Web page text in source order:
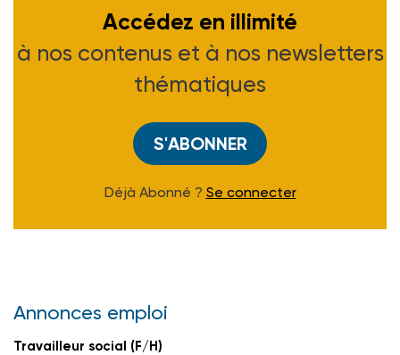
Accédez en illimité
à nos contenus et à nos newsletters
thématiques
S'ABONNER
Déjà Abonné ? Se connecter
Annonces emploi
Travailleur social (F/H)